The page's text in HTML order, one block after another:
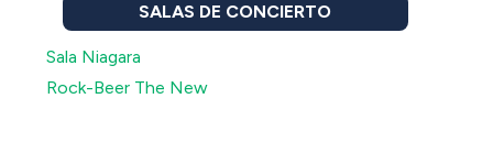
SALAS DE CONCIERTO
Sala Niagara
Rock-Beer The New